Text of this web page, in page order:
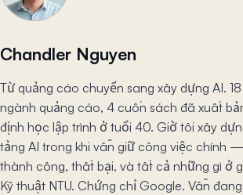
Chandler Nguyen
Từ quảng cáo chuyển sang xây dựng AI.
ngành quảng cáo, 4 cuốn sách đã xuất
định học lập trình ở tuổi 40. Giờ tôi xây
tảng AI trong khi vẫn giữ công việc chính
thành công, thất bại, và tất cả những gì ở
Kỹ thuật NTU. Chứng chỉ Google. Vẫn